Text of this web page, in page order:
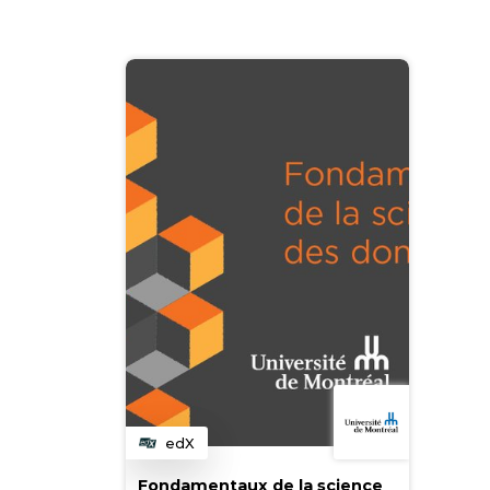
Fondamentaux de la science
Category
edX